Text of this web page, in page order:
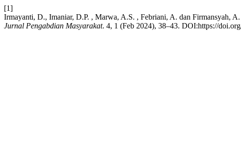
[1]
Irmayanti, D., Imaniar, D.P. , Marwa, A.S. , Febriani, A. dan Firmansyah,
Jurnal Pengabdian Masyarakat. 4, 1 (Feb 2024), 38–43. DOI:https://